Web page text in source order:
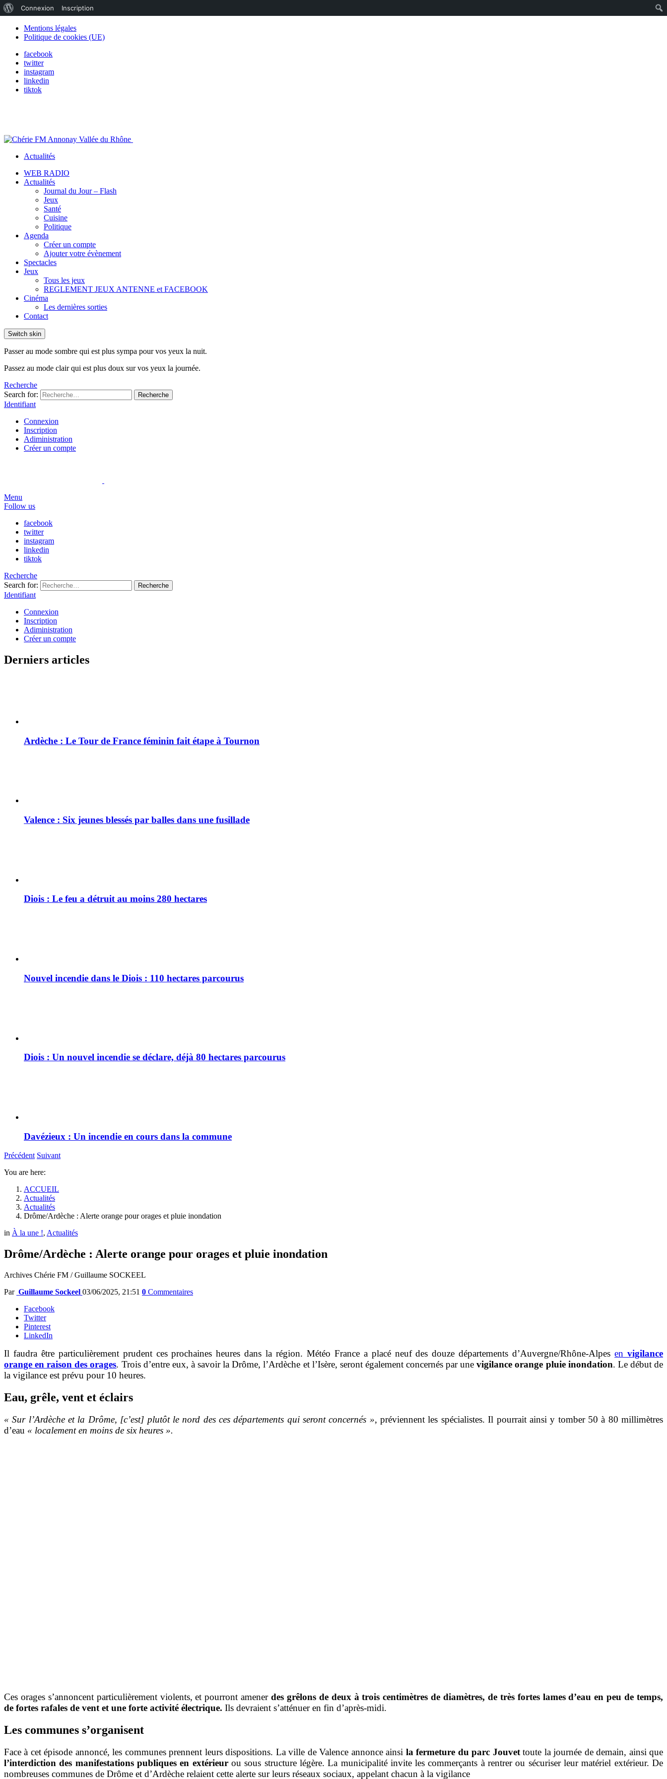
Mentions légales
Politique de cookies (UE)
facebook
twitter
instagram
linkedin
tiktok
Actualités
WEB RADIO
Actualités
Journal du Jour – Flash
Jeux
Santé
Cuisine
Politique
Agenda
Créer un compte
Ajouter votre évènement
Spectacles
Jeux
Tous les jeux
REGLEMENT JEUX ANTENNE et FACEBOOK
Cinéma
Les dernières sorties
Contact
Switch skin
Passer au mode sombre qui est plus sympa pour vos yeux la nuit.
Passez au mode clair qui est plus doux sur vos yeux la journée.
Recherche
Search for:
Recherche
Identifiant
Connexion
Inscription
Adiministration
Créer un compte
Menu
Follow us
facebook
twitter
instagram
linkedin
tiktok
Recherche
Search for:
Recherche
Identifiant
Connexion
Inscription
Adiministration
Créer un compte
Derniers articles
Ardèche : Le Tour de France féminin fait étape à Tournon
Valence : Six jeunes blessés par balles dans une fusillade
Diois : Le feu a détruit au moins 280 hectares
Nouvel incendie dans le Diois : 110 hectares parcourus
Diois : Un nouvel incendie se déclare, déjà 80 hectares parcourus
Davézieux : Un incendie en cours dans la commune
Précédent Suivant
You are here:
ACCUEIL
Actualités
Actualités
Drôme/Ardèche : Alerte orange pour orages et pluie inondation
in À la une !, Actualités
Drôme/Ardèche : Alerte orange pour orages et pluie inondation
Archives Chérie FM / Guillaume SOCKEEL
Par Guillaume Sockeel 03/06/2025, 21:51 0 Commentaires
Facebook
Twitter
Pinterest
LinkedIn
Il faudra être particulièrement prudent ces prochaines heures dans la région. Météo France a placé neuf des douze départements d’Auvergne/Rhône-Alpesenvigilance
orange en raison des orages. Trois d’entre eux, à savoir la Drôme, l’Ardèche et l’Isère, seront également concernés par unevigilance orange pluie inondation. Le début de
la vigilance est prévu pour 10 heures.
Eau, grêle, vent et éclairs
« Sur l’Ardèche et la Drôme, [c’est] plutôt le nord des ces départements qui seront concernés », préviennent les spécialistes. Il pourrait ainsi y tomber 50 à 80 millimètres
d’eau « localement en moins de six heures ».
Ces orages s’annoncent particulièrement violents, et pourront amenerdes grêlons de deux à trois centimètres de diamètres, de très fortes lames d’eau en peu de temps,
de fortes rafales de vent et une forte activité électrique. Ils devraient s’atténuer en fin d’après-midi.
Les communes s’organisent
Face à cet épisode annoncé, les communes prennent leurs dispositions. La ville de Valence annonce ainsi la fermeture du parc Jouvettoute la journée de demain, ainsi que
l’interdiction des manifestations publiques en extérieurou sous structure légère. La municipalité invite les commerçants à rentrer ou sécuriser leur matériel extérieur. De
nombreuses communes de Drôme et d’Ardèche relaient cette alerte sur leurs réseaux sociaux, appelant chacun à la vigilance
de
WordPress
Connexion Inscription